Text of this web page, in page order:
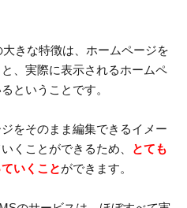
きな特徴は、ホームページを
、実際に表示されるホームペ
ということです。
をそのまま編集できるイメー
くことができるため、
とても
いくことができます。